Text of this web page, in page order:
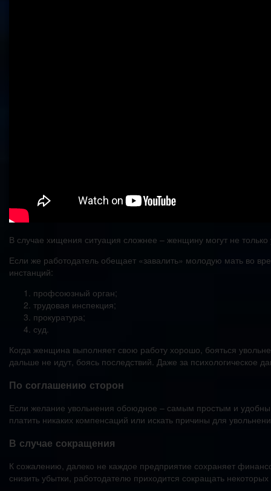
В случае хищения ситуация сложнее – женщину могут не только
Если же работодатель обещает «завалить» молодую мать во
инстанций:
профсоюзный орган;
трудовая инспекция;
прокуратура;
суд.
Когда женщина выполняет свою работу хорошо, бояться
дальше не идут, боясь последствий. Даже за психологическое
По соглашению сторон
Если желание увольнения обоюдное – самым простым и
платить никаких компенсаций или искать причины для
В случае сокращения
К сожалению, далеко не каждое предприятие сохраняет
снизить убытки, работодателю приходится сокращать некоторых